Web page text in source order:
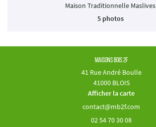
Maison Traditionnelle Maslives
5 photos
Maisons Bois 2F
41 Rue André Boulle
41000 BLOIS
Afficher la carte
02 54 70 30 08